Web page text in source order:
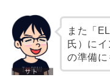
また「
氏）に
の準備に